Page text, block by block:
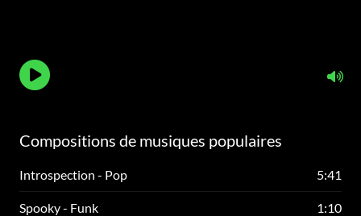
Compositions de musiques populaires
Introspection - Pop 5:41
Spooky - Funk 1:10